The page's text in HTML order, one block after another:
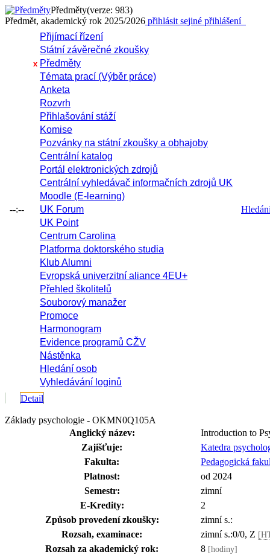
Předměty(verze: 983)
Předmět, akademický rok 2025/2026 přihlásit sejiné přihlášení
--:--
Přijímací řízení
Státní závěrečné zkoušky
x Předměty
Témata prací (Výběr práce)
Anketa
Rozvrh
Přihlašování stáží
Komise
Pozvánky na státní zkoušky a obhajoby
Centrální katalog
Portál elektronických zdrojů
Centrální vyhledávač informačních zdrojů UK
Moodle (E-learning)
UK Forum
UK Point
Centrum Carolina
Platforma doktorského studia
Klub Alumni
Evropská univerzitní aliance 4EU+
Přehled školitelů
Souborový manažer
Promoce
Harmonogram
Evidence programů CŽV
Nástěnka
Hledání osob
Vyhledávání loginů
Detail
Základy psychologie - OKMN0Q105A
Anglický název:
Introduction to
Zajišťuje:
Katedra
Fakulta:
Pedagogická
Platnost:
od 2024
Semestr:
zimní
E-Kredity:
2
Způsob provedení zkoušky:
zimní s.:
Rozsah, examinace:
zimní s.:0/0, Z
Rozsah za akademický rok: 8 [hodiny]